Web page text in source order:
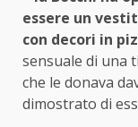
essere un
con decori in
sensuale di una
che le donava
dimostrato di